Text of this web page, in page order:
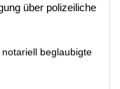
über polizeiliche
beglaubigte